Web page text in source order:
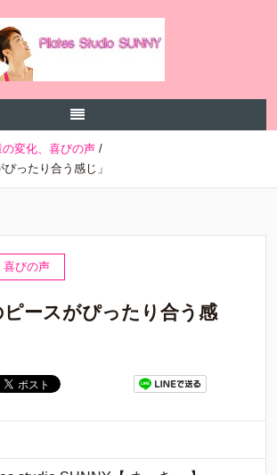
の変化、喜びの声 /
ったり合う感じ」
喜びの声
ピースがぴったり合う感